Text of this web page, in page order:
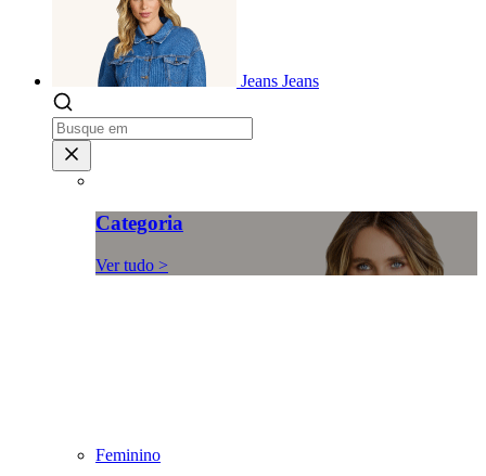
Jeans Jeans
Categoria
Ver tudo >
Feminino